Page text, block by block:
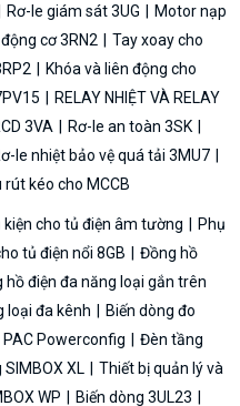
Rơ-le giám sát 3UG
Motor nạp
cơ 3RN2
Tay xoay cho
Khóa và liên động cho
RELAY NHIỆT VÀ RELAY
3VA
Rơ-le an toàn 3SK
le nhiệt bảo vệ quá tải 3MU7
rút kéo cho MCCB
kiện cho tủ điện âm tường
Phụ
tủ điện nổi 8GB
Đồng hồ
hồ điện đa năng loại gắn trên
loại đa kênh
Biến dòng đo
Powerconfig
Đèn tầng
XL
Thiết bị quản lý và
WP Biến dòng 3UL23